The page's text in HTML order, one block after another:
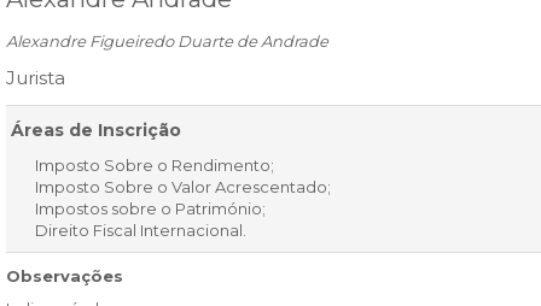
Alexandre Figueiredo Duarte de Andrade
Jurista
Áreas de Inscrição
Imposto Sobre o Rendimento;
Imposto Sobre o Valor Acrescentado;
Impostos sobre o Património;
Direito Fiscal Internacional.
Observações